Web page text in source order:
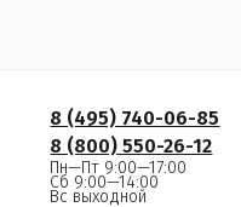
8 (495) 740-06-85
8 (800) 550-26-12
Пн—Пт 9:00—17:00
Сб 9:00—14:00
Вс выходной